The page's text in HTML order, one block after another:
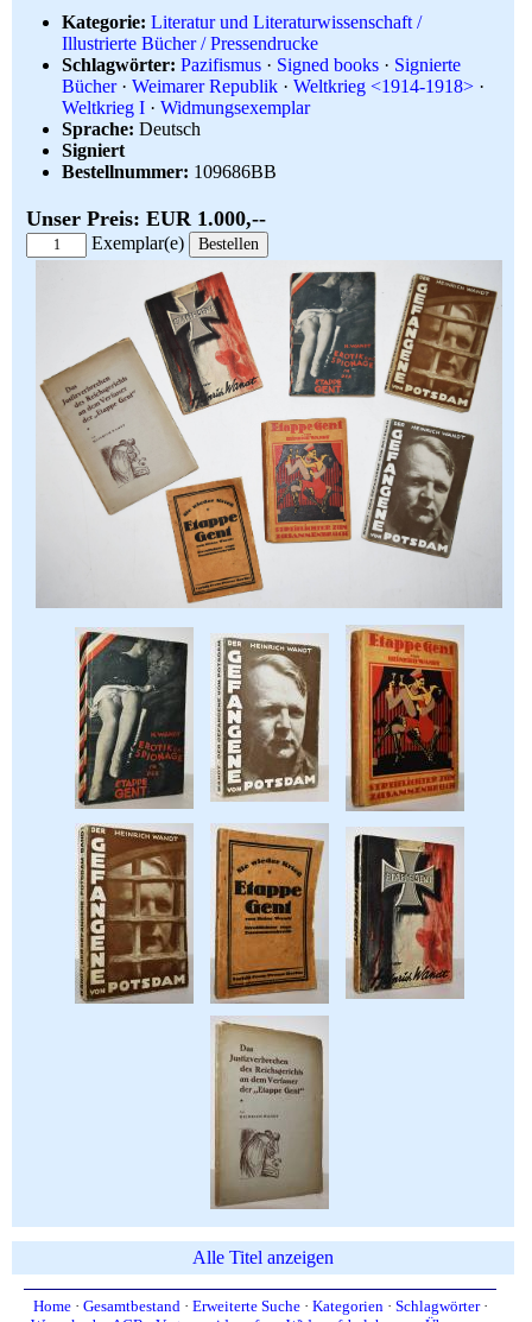
Kategorie: Literatur und Literaturwissenschaft /
Illustrierte Bücher / Pressendrucke
Schlagwörter: Pazifismus · Signed books · Signierte
Bücher· Weimarer Republik · Weltkrieg <1914-1918> ·
Weltkrieg I · Widmungsexemplar
Sprache: Deutsch
Signiert
Bestellnummer: 109686BB
Unser Preis: EUR 1.000,--
Exemplar(e)
Alle Titel anzeigen
Home· Gesamtbestand· Erweiterte Suche· Kategorien· Schlagwörter·